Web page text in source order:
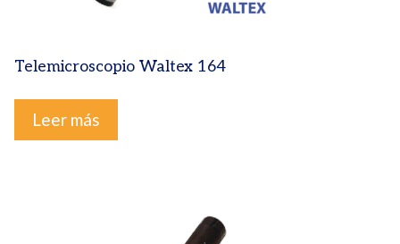
Telemicroscopio Waltex 164
Leer más